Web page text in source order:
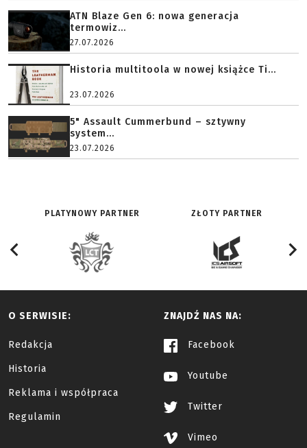
ATN Blaze Gen 6: nowa generacja
termowiz...
27.07.2026
Historia multitoola w nowej książce Ti...
23.07.2026
5" Assault Cummerbund – sztywny
system...
23.07.2026
PLATYNOWY PARTNER ZŁOTY PARTNER
O SERWISIE:
Redakcja
Historia
Reklama i współpraca
Regulamin
ZNAJDŹ NAS NA:
Facebook
Youtube
Twitter
Vimeo